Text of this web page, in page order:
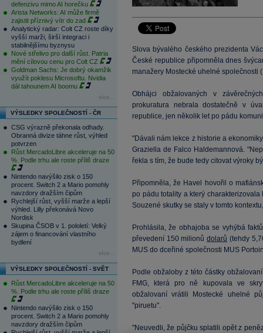
defenzivu mimo AI horečku
Arista Networks: AI může firmě
zajistit příznivý vítr do zad
Analytický radar: Colt CZ roste díky
vyšší marži, širší integraci i
stabilnějšímu byznysu
Nové střelivo pro další růst. Patria
mění cílovou cenu pro Colt CZ
Goldman Sachs: Je dobrý okamžik
využít poklesu Microsoftu. Nvidia
dál tahounem AI boomu
více...
VÝSLEDKY SPOLEČNOSTÍ - ČR
CSG výrazně překonala odhady.
Obranná divize táhne růst, výhled
potvrzen
Růst MercadoLibre akceleruje na 50
%. Podle trhu ale roste příliš draze
Nintendo navýšilo zisk o 150
procent. Switch 2 a Mario pomohly
navzdory dražším čipům
Rychlejší růst, vyšší marže a lepší
výhled. Lilly překonává Novo
Nordisk
Skupina ČSOB v 1. pololetí: Velký
zájem o financování vlastního
bydlení
více...
VÝSLEDKY SPOLEČNOSTÍ - SVĚT
Růst MercadoLibre akceleruje na 50
%. Podle trhu ale roste příliš draze
Nintendo navýšilo zisk o 150
procent. Switch 2 a Mario pomohly
navzdory dražším čipům
Slova bývalého českého prezidenta
České republice připomněla dnes
manažery Mostecké uhelné společnosti
Obhájci obžalovaných v
prokuratura nebrala dostatečně v
republice, jen několik let po pádu
"Dávali nám lekce z historie a
Graziella de Falco Haldemannová.
řekla s tím, že bude tedy citovat výroky
Připomněla, že Havel hovořil o
po pádu totality a který
Souzené skutky se staly v tomto
Prohlásila, že obhajoba se vyhýbá
převedení 150 milionůdolarů (tehdy
MUS do dceřiné společnosti MUS
Podle obžaloby z této částky
FMG, která pro ně kupovala ve
obžalovaní vrátili Mostecké uhelné
"piruetu".
"Neuvedli, že půjčku splatili opět z